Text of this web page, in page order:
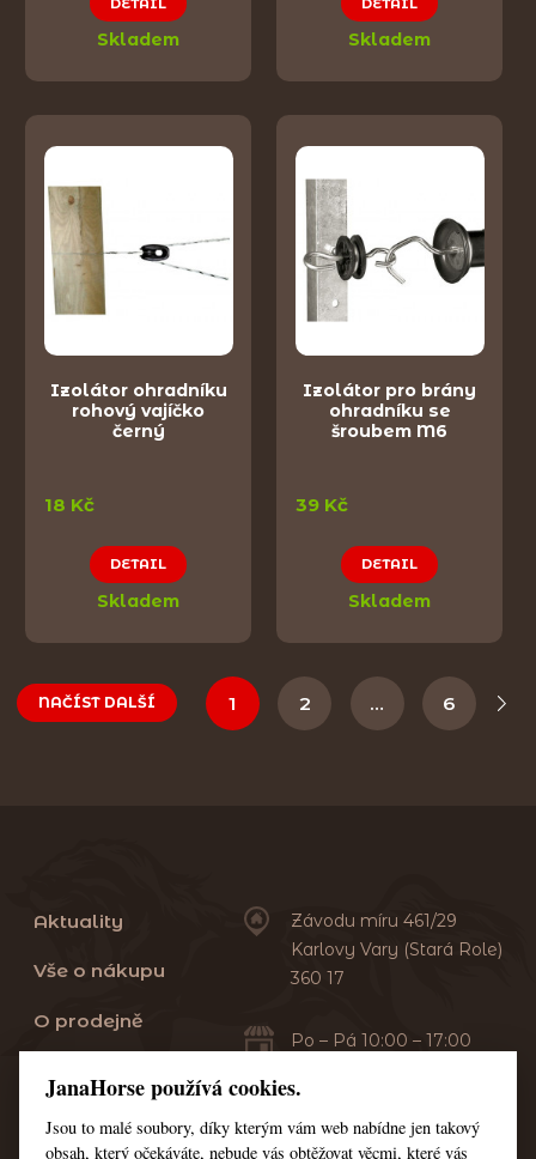
Skladem Skladem
Izolátor ohradníku
rohový vajíčko
černý
18 Kč
DETAIL
Skladem
Izolátor pro brány
ohradníku se
šroubem M6
39 Kč
DETAIL
Skladem
NAČÍST DALŠÍ 1 2 … 6
Aktuality
Vše o nákupu
O prodejně
Servis
Závodu míru 461/29
Karlovy Vary (Stará Role)
360 17
Po – Pá 10:00 – 17:00
+420 353 549 410
JanaHorse používá cookies.
Jsou to malé soubory, díky kterým vám web nabídne jen takový
obsah, který očekáváte, nebude vás obtěžovat věcmi, které vás